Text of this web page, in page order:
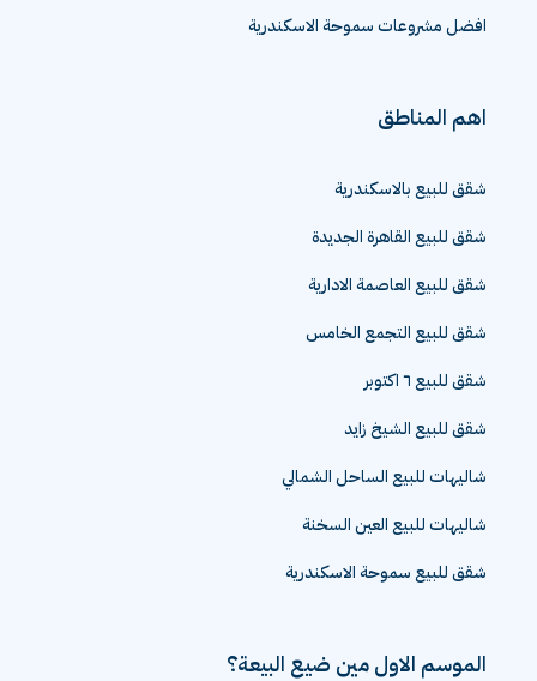
افضل مشروعات سموحة الاسكندرية
اهم المناطق
شقق للبيع بالاسكندرية
شقق للبيع القاهرة الجديدة
شقق للبيع العاصمة الادارية
شقق للبيع التجمع الخامس
شقق للبيع ٦ اكتوبر
شقق للبيع الشيخ زايد
شاليهات للبيع الساحل الشمالي
شاليهات للبيع العين السخنة
شقق للبيع سموحة الاسكندرية
الموسم الاول مين ضيع البيعة؟